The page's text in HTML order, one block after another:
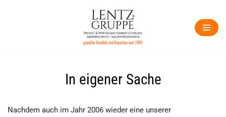
In eigener Sache
Nachdem auch im Jahr 2006 wieder eine unserer